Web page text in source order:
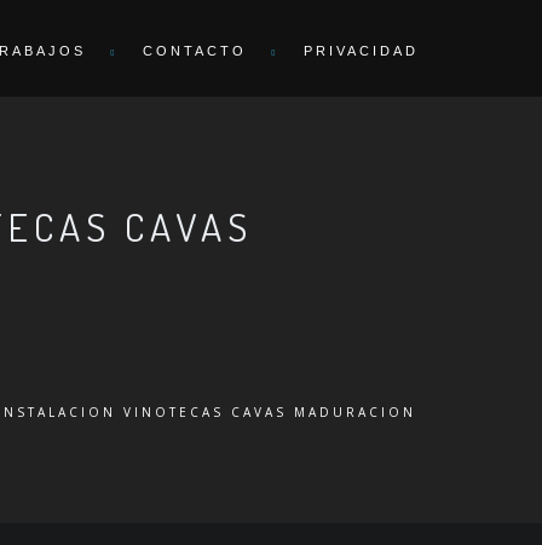
CONTACTO PRIVACIDAD
CAVAS
VINOTECAS CAVAS MADURACION